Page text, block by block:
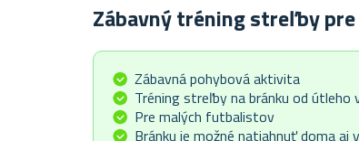
Zábavný tréning streľby
Zábavná pohybová aktivita
Tréning streľby na bránku od útleho
Pre malých futbalistov
Bránku je možné natiahnuť doma aj